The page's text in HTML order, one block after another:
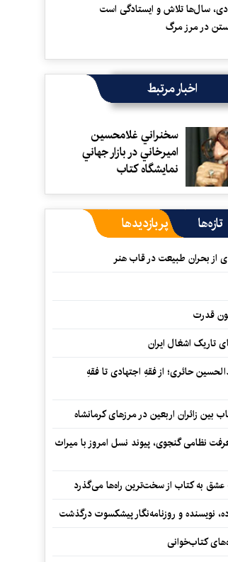
سال‌ها تلاش و ایستادگی است
در مرز مرگ
اخبار مرتبط
سخنراني غلامحسين
اميرخاني در بازار جهاني
نمايشگاه كتاب
تازه‌ها پربازدیدها
از بحران طبیعت در قاب هنر
قدرت
تاریک اشغال ایران
حائری؛ از فقهِ اجتهادی تا فقهِ
نظامی گنجوی، پیوند نسل امروز با میراث
عشق به کتاب از سخت‌ترین راه‌ها می‌گذرد
نویسنده و روزنامه‌نگار پیشکسوت درگذشت
کتاب‌خوانی